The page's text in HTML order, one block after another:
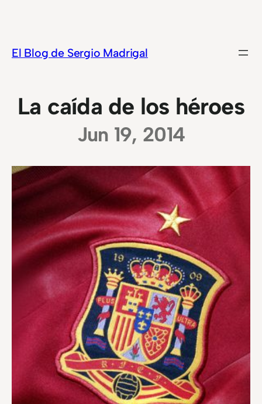
contenido
El Blog de Sergio Madrigal
La caída de los héroes
Jun 19, 2014